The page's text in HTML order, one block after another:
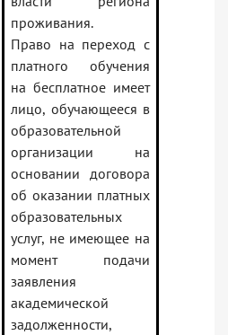
проживания.
Право на переход с
платного обучения
на бесплатное имеет
лицо, обучающееся в
образовательной
организации на
основании договора
об оказании платных
образовательных
услуг, не имеющее на
момент подачи
заявления
академической
задолженности,